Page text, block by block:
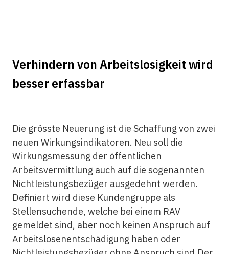
Verhindern von Arbeitslosigkeit wird
besser erfassbar
Die grösste Neuerung ist die Schaffung von zwei
neuen Wirkungsindikatoren. Neu soll die
Wirkungsmessung der öffentlichen
Arbeitsvermittlung auch auf die sogenannten
Nichtleistungsbezüger ausgedehnt werden.
Definiert wird diese Kundengruppe als
Stellensuchende, welche bei einem RAV
gemeldet sind, aber noch keinen Anspruch auf
Arbeitslosenentschädigung haben oder